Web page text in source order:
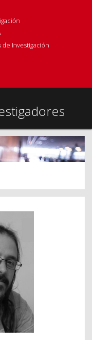
Investigación